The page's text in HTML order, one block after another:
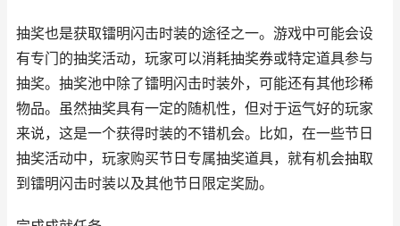
抽奖也是获取镭明闪击时装的途径之一。游戏中可能会设
有专门的抽奖活动，玩家可以消耗抽奖券或特定道具参与
抽奖。抽奖池中除了镭明闪击时装外，可能还有其他珍稀
物品。虽然抽奖具有一定的随机性，但对于运气好的玩家
来说，这是一个获得时装的不错机会。比如，在一些节日
抽奖活动中，玩家购买节日专属抽奖道具，就有机会抽取
到镭明闪击时装以及其他节日限定奖励。